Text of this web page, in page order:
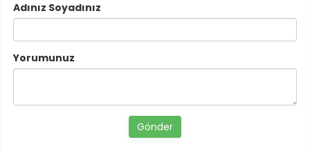
Adınız Soyadınız
Yorumunuz
Gönder